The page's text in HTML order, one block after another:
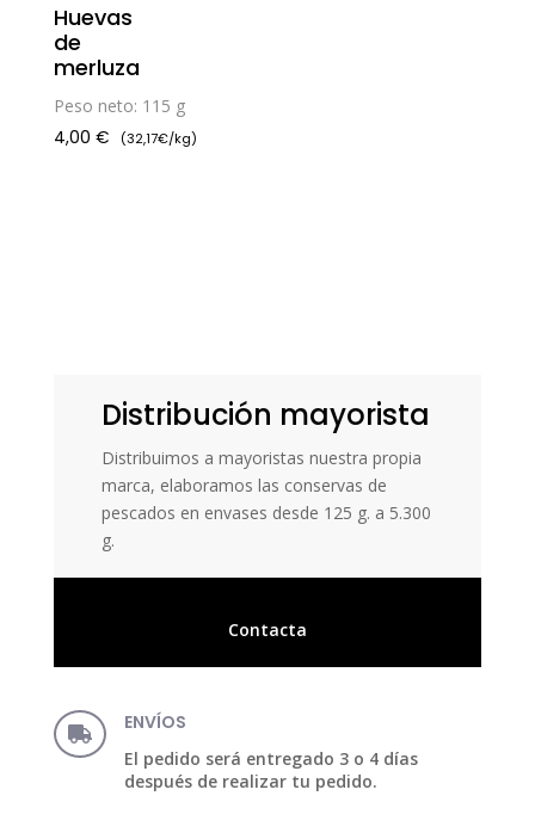
Huevas
de
merluza
Peso neto: 115 g
4,00 € (32,17€/kg)
Distribución mayorista
Distribuimos a mayoristas nuestra propia
marca, elaboramos las conservas de
pescados en envases desde 125 g. a 5.300
g.
Contacta
 ENVÍOS
El pedido será entregado 3 o 4 días
después de realizar tu pedido.